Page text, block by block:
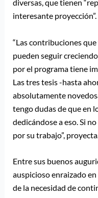
diversas, que tienen
interesante proyección”.
“Las contribuciones
pueden seguir
por el programa tiene
Las tres tesis -hasta
absolutamente
tengo dudas de que en
dedicándose a eso. Si
por su trabajo”,
Entre sus buenos
auspicioso enraizado
de la necesidad de